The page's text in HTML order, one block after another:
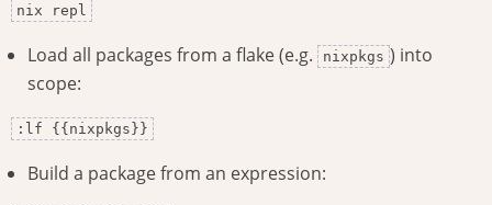
nix repl
Load all packages from a flake (e.g. nixpkgs ) into
scope:
:lf {{nixpkgs}}
Build a package from an expression: